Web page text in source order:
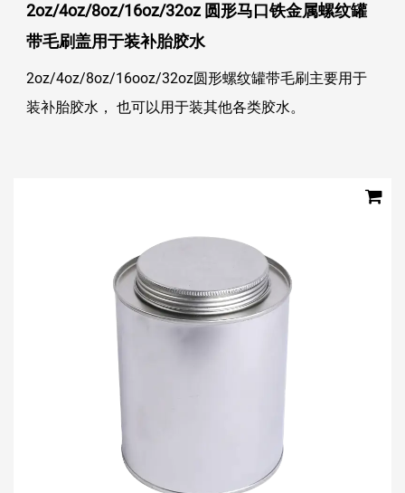
2oz/4oz/8oz/16oz/32oz 圆形马口铁金属螺纹罐
带毛刷盖用于装补胎胶水
2oz/4oz/8oz/16ooz/32oz圆形螺纹罐带毛刷主要用于
装补胎胶水， 也可以用于装其他各类胶水。